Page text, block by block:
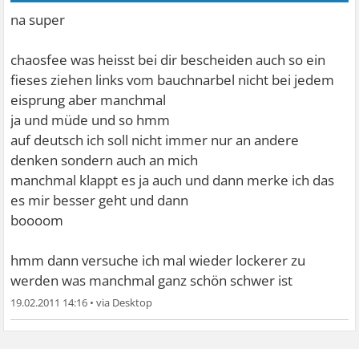
na super
chaosfee was heisst bei dir bescheiden auch so ein
fieses ziehen links vom bauchnarbel nicht bei jedem
eisprung aber manchmal
ja und müde und so hmm
auf deutsch ich soll nicht immer nur an andere
denken sondern auch an mich
manchmal klappt es ja auch und dann merke ich das
es mir besser geht und dann
boooom
hmm dann versuche ich mal wieder lockerer zu
werden was manchmal ganz schön schwer ist
19.02.2011 14:16 •